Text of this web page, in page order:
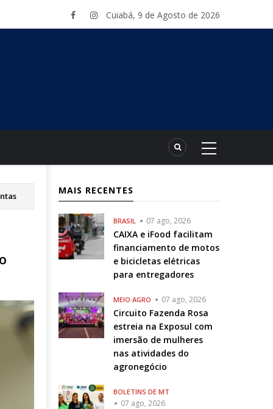
Cuiabá, 9 de Agosto de 2026
MAIS RECENTES
BRASIL 07 ago, 2026
CAIXA e iFood facilitam
financiamento de motos
e bicicletas elétricas
para entregadores
MEIO AGRO 07 ago, 2026
Circuito Fazenda Rosa
estreia na Exposul com
imersão de mulheres
nas atividades do
agronegócio
BOLETINS DE MT
07 ago, 2026